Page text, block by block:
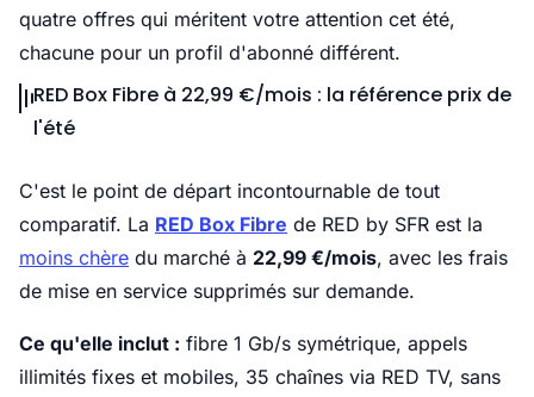
quatre offres qui méritent votre attention cet été,
chacune pour un profil d'abonné différent.
RED Box Fibre à 22,99 €/mois : la référence prix de
l'été
C'est le point de départ incontournable de tout
comparatif. La RED Box Fibre de RED by SFR est la
moins chère du marché à 22,99 €/mois, avec les frais
de mise en service supprimés sur demande.
Ce qu'elle inclut : fibre 1 Gb/s symétrique, appels
illimités fixes et mobiles, 35 chaînes via RED TV, sans